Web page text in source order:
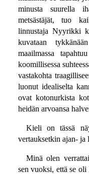
minusta suurella
metsästäjät, tuo
linnustaja Nyyrikki
kuvataan
maailmassa
koomillisessa
vastakohta
luonut idealiselta
ovat kotonurkista
heidän arvoansa
Kieli on tässä
vertauksetkin ajan- ja
Minä olen
sen vuoksi, että se